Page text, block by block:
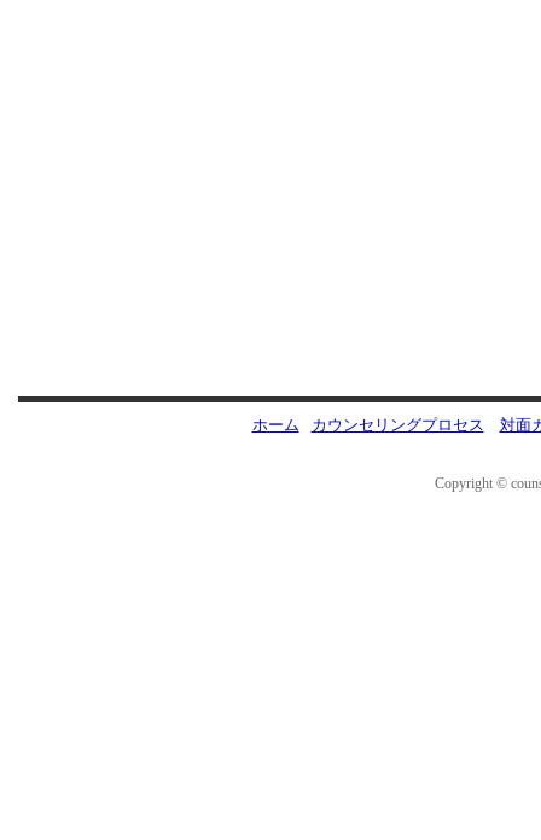
ホーム カウンセリングプロセス 対面
Copyright ©